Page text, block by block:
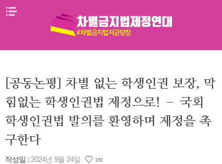
Skip
[공동논평] 차별 없는 학생인권 보장, 막
힘없는 학생인권법 제정으로! – 국회
학생인권법 발의를 환영하며 제정을 촉
구한다
작성일 : 2024년 9월 24일 150